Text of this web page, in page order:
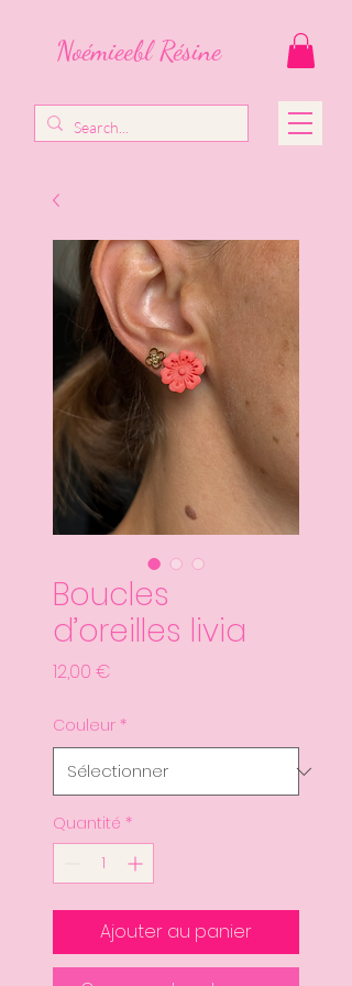
Noémieebl Résine
Boucles
d’oreilles livia
12,00 €
Couleur *
Quantité *
Ajouter au panier